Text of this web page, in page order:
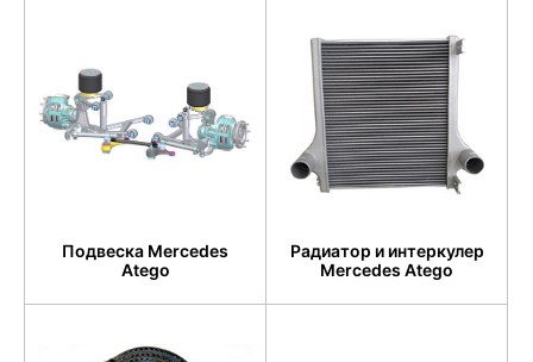
Подвеска Mercedes
Atego
Радиатор и интеркулер
Mercedes Atego